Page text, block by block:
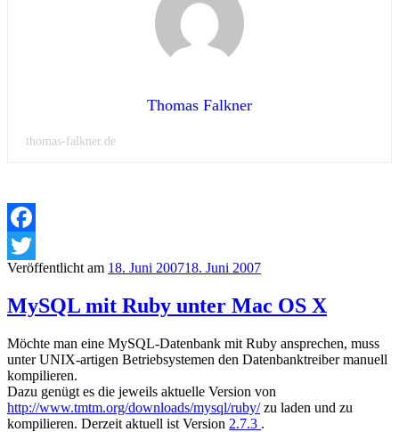
Thomas Falkner
thomas-falkner.de
Facebook
Twitter
Veröffentlicht am 18. Juni 200718. Juni 2007
MySQL mit Ruby unter Mac OS X
Möchte man eine MySQL-Datenbank mit Ruby ansprechen, muss
unter UNIX-artigen Betriebsystemen den Datenbanktreiber manuell
kompilieren.
Dazu genügt es die jeweils aktuelle Version von
http://www.tmtm.org/downloads/mysql/ruby/zu laden und zu
kompilieren. Derzeit aktuell ist Version 2.7.3 .